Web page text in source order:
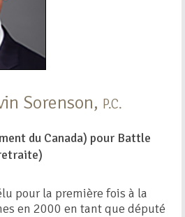
Sorenson, P.C.
du Canada) pour Battle
pour la première fois à la
en 2000 en tant que député